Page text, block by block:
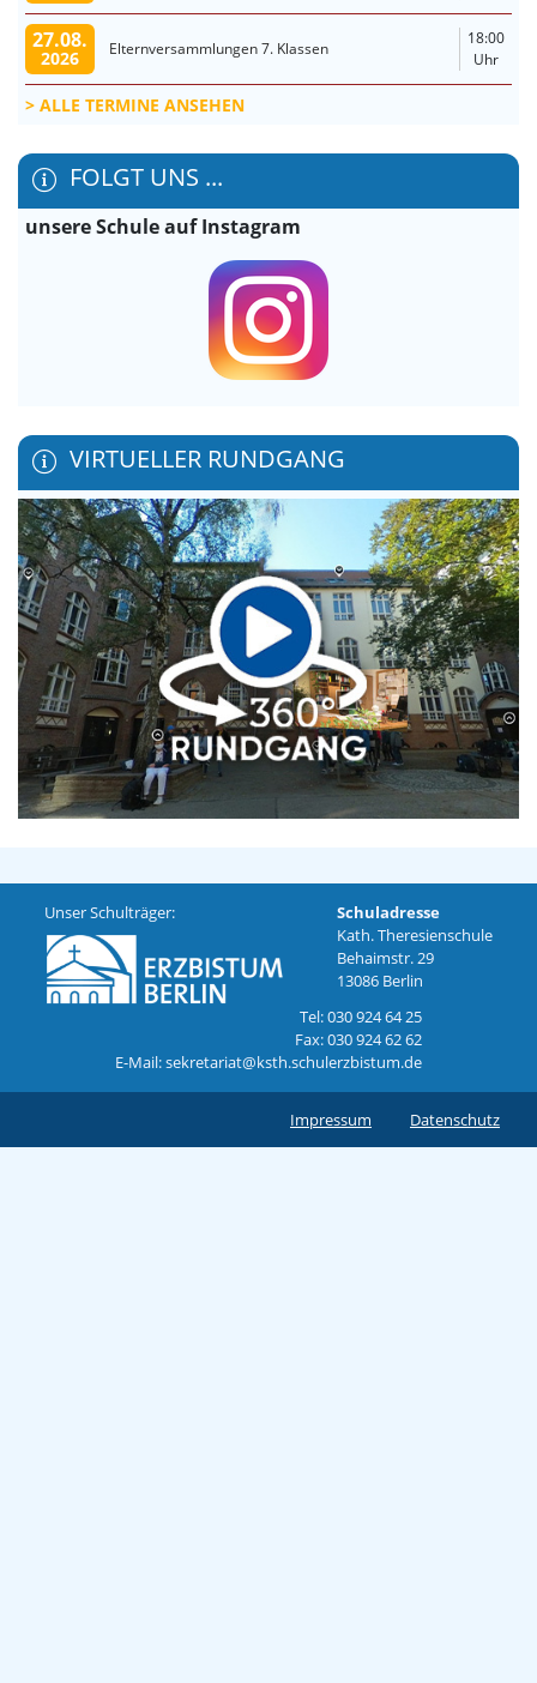
27.08.
2026 Elternversammlungen 7. Klassen
18:00
Uhr
ALLE TERMINE ANSEHEN
FOLGT UNS ...
unsere Schule auf Instagram
VIRTUELLER RUNDGANG
Unser Schulträger:
Schuladresse
Kath. Theresienschule
Behaimstr. 29
13086 Berlin
Tel: 030 924 64 25
Fax: 030 924 62 62
E-Mail: sekretariat@ksth.schulerzbistum.de
Impressum Datenschutz